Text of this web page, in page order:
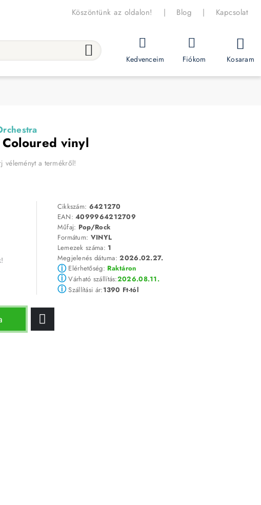
Köszöntünk az oldalon! | Blog | Kapcsolat
Kedvenceim Fiókom Kosaram
vinyl
véleményt a termékről!
Cikkszám: 6421270
EAN:4099964212709
Műfaj: Pop/Rock
Formátum: VINYL
Lemezek száma: 1
Megjelenés dátuma:2026.02.27.
ⓘElérhetőség: Raktáron
ⓘVárható szállítás:2026.08.11.
ⓘSzállítási ár:1390 Ft-tól